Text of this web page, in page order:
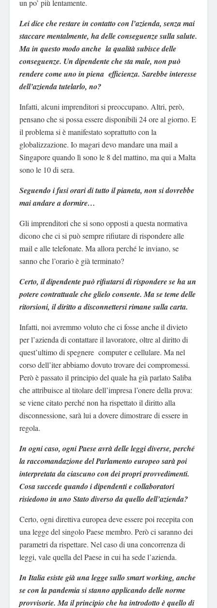
un po’ più lentamente.
Lei dice che restare in contatto con l’azienda, senza mai
staccare mentalmente, ha delle conseguenze sulla salute.
Ma in questo modo anche la qualità subisce delle
conseguenze. Un dipendente che sta male, non può
rendere come uno in piena efficienza. Sarebbe interesse
dell’azienda tutelarlo, no?
Infatti, alcuni imprenditori si preoccupano. Altri, però,
pensano che si possa essere disponibili 24 ore al giorno. E
il problema si è manifestato soprattutto con la
globalizzazione. Io magari devo mandare una mail a
Singapore quando lì sono le 8 del mattino, ma qui a Malta
sono le 10 di sera.
Seguendo i fusi orari di tutto il pianeta, non si dovrebbe
mai andare a dormire…
Gli imprenditori che si sono opposti a questa normativa
dicono che ci si può sempre rifiutare di rispondere alle
mail e alle telefonate. Ma allora perché le inviano, se
sanno che l’orario è già terminato?
Certo, il dipendente può rifiutarsi di rispondere se ha un
potere contrattuale che glielo consente. Ma se teme delle
ritorsioni, il diritto a disconnettersi rimane sulla carta.
Infatti, noi avremmo voluto che ci fosse anche il divieto
per l’azienda di contattare il lavoratore, oltre al diritto di
quest’ultimo di spegnere computer e cellulare. Ma nel
corso dell’iter abbiamo dovuto trovare dei compromessi.
Però è passato il principio del quale ha già parlato Saliba
che attribuisce al titolare dell’impresa l’onere della prova:
se viene citato perché non ha rispettato il diritto alla
disconnessione, sarà lui a dovere dimostrare di essere in
regola.
In ogni caso, ogni Paese avrà delle leggi diverse, perché
la raccomandazione del Parlamento europeo sarà poi
interpretata da ciascuno con dei propri provvedimenti.
Cosa succede quando i dipendenti e collaboratori
risiedono in uno Stato diverso da quello dell’azienda?
Certo, ogni direttiva europea deve essere poi recepita con
una legge del singolo Paese membro. Però ci saranno dei
parametri da rispettare. Nel caso di una concorrenza di
leggi, vale quella del Paese in cui ha sede l’azienda.
In Italia esiste già una legge sullo smart working, anche
se con la pandemia si stanno applicando delle norme
provvisorie. Ma il principio che ha introdotto è quello di